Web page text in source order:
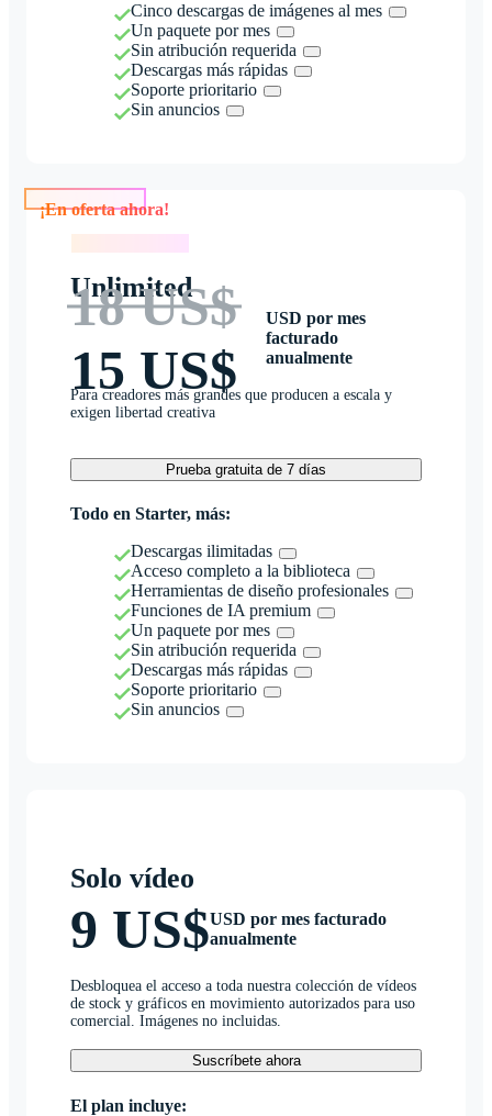
Cinco descargas de imágenes al mes
Un paquete por mes
Sin atribución requerida
Descargas más rápidas
Soporte prioritario
Sin anuncios
Unlimited
18 US$
15 US$
USD por mes
facturado
anualmente
Para creadores más grandes que producen a escala y
exigen libertad creativa
Prueba gratuita de 7 días
Todo en Starter, más:
Descargas ilimitadas
Acceso completo a la biblioteca
Herramientas de diseño profesionales
Funciones de IA premium
Un paquete por mes
Sin atribución requerida
Descargas más rápidas
Soporte prioritario
Sin anuncios
Solo vídeo
9 US$USD por mes facturado
anualmente
Desbloquea el acceso a toda nuestra colección de vídeos
de stock y gráficos en movimiento autorizados para uso
comercial. Imágenes no incluidas.
Suscríbete ahora
El plan incluye: